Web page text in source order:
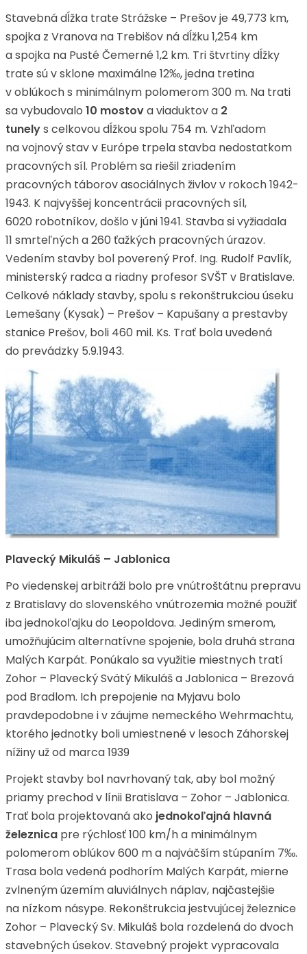
Stavebná dĺžka trate Strážske – Prešov je 49,773 km,
spojka z Vranova na Trebišov ná dĺžku 1,254 km
a spojka na Pusté Čemerné 1,2 km. Tri štvrtiny dĺžky
trate sú v sklone maximálne 12‰, jedna tretina
v oblúkoch s minimálnym polomerom 300 m. Na trati
sa vybudovalo 10 mostova viaduktov a 2
tunelys celkovou dĺžkou spolu 754 m. Vzhľadom
na vojnový stav v Európe trpela stavba nedostatkom
pracovných síl. Problém sa riešil zriadením
pracovných táborov asociálnych živlov v rokoch 1942-
1943. K najvyššej koncentrácii pracovných síl,
6020 robotníkov, došlo v júni 1941. Stavba si vyžiadala
11 smrteľných a 260 ťažkých pracovných úrazov.
Vedením stavby bol poverený Prof. Ing. Rudolf Pavlík,
ministerský radca a riadny profesor SVŠT v Bratislave.
Celkové náklady stavby, spolu s rekonštrukciou úseku
Lemešany (Kysak) – Prešov – Kapušany a prestavby
stanice Prešov, boli 460 mil. Ks. Trať bola uvedená
do prevádzky 5.9.1943.
Plavecký Mikuláš – Jablonica
Po viedenskej arbitráži bolo pre vnútroštátnu prepravu
z Bratislavy do slovenského vnútrozemia možné použiť
iba jednokoľajku do Leopoldova. Jediným smerom,
umožňujúcim alternatívne spojenie, bola druhá strana
Malých Karpát. Ponúkalo sa využitie miestnych tratí
Zohor – Plavecký Svätý Mikuláš a Jablonica – Brezová
pod Bradlom. Ich prepojenie na Myjavu bolo
pravdepodobne i v záujme nemeckého Wehrmachtu,
ktorého jednotky boli umiestnené v lesoch Záhorskej
nížiny už od marca 1939
Projekt stavby bol navrhovaný tak, aby bol možný
priamy prechod v línii Bratislava – Zohor – Jablonica.
Trať bola projektovaná ako jednokoľajná hlavná
železnica pre rýchlosť 100 km/h a minimálnym
polomerom oblúkov 600 m a najväčším stúpaním 7‰.
Trasa bola vedená podhorím Malých Karpát, mierne
zvlneným územím aluviálnych náplav, najčastejšie
na nízkom násype. Rekonštrukcia jestvujúcej železnice
Zohor – Plavecký Sv. Mikuláš bola rozdelená do dvoch
stavebných úsekov. Stavebný projekt vypracovala